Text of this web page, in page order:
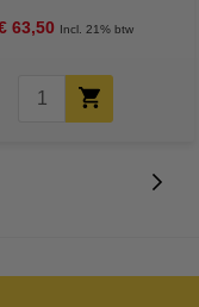
63,50 Incl. 21% btw